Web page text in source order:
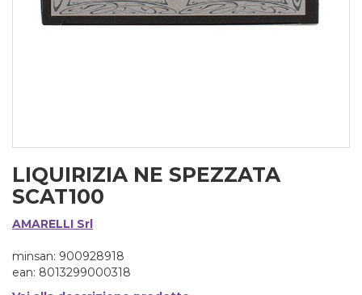
LIQUIRIZIA NE SPEZZATA
SCAT100
AMARELLI Srl
minsan: 900928918
ean: 8013299000318